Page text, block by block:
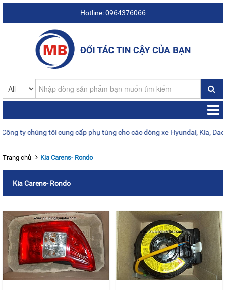
Hotline: 0964376066
chúng tôi cung cấp phụ tùng cho các dòng xe Hyundai, Kia, Daewoo,
Trang chủ Kia Carens- Rondo
Kia Carens- Rondo